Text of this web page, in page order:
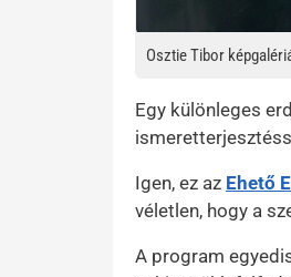
Osztie Tibor
Egy különleges
Igen, ez az Ehető
véletlen, hogy a
A program